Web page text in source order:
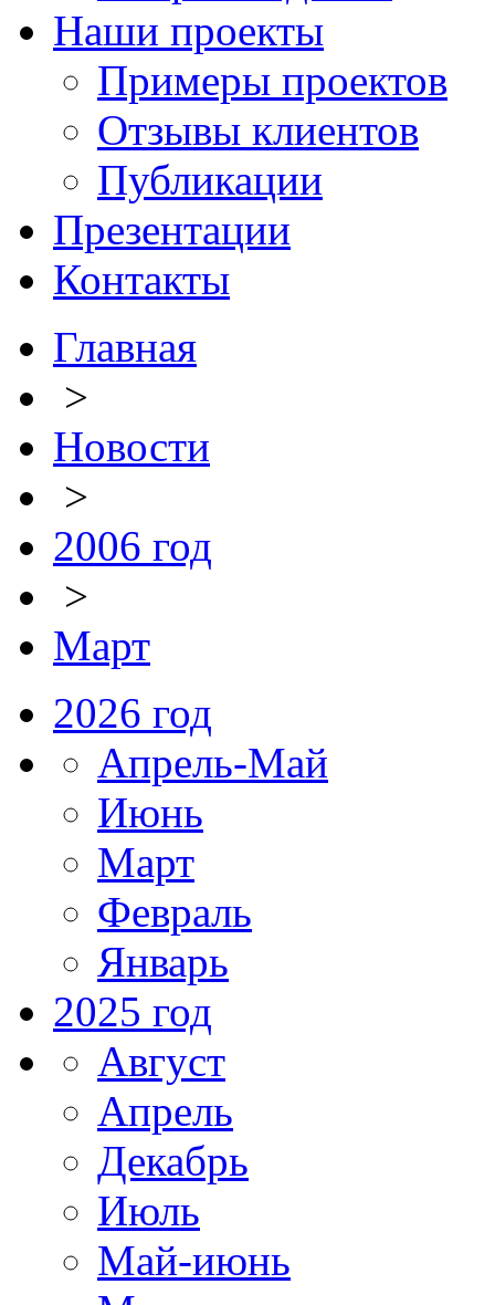
Наши проекты
Примеры проектов
Отзывы клиентов
Публикации
Презентации
Контакты
Главная
>
Новости
>
2006 год
>
Март
2026 год
Апрель-Май
Июнь
Март
Февраль
Январь
2025 год
Август
Апрель
Декабрь
Июль
Май-июнь